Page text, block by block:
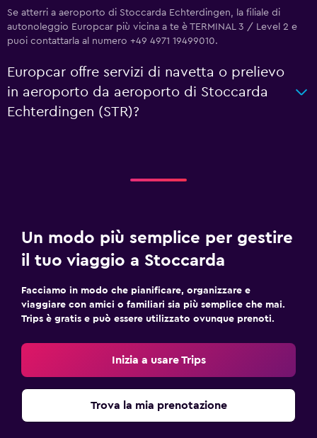
Se atterri a aeroporto di Stoccarda Echterdingen, la filiale di
autonoleggio Europcar più vicina a te è TERMINAL 3 / Level 2 e
puoi contattarla al numero +49 4971 19499010.
Europcar offre servizi di navetta o prelievo
in aeroporto da aeroporto di Stoccarda
Echterdingen (STR)?
Un modo più semplice per gestire
il tuo viaggio a Stoccarda
Facciamo in modo che pianificare, organizzare e
viaggiare con amici o familiari sia più semplice che mai.
Trips è gratis e può essere utilizzato ovunque prenoti.
Inizia a usare Trips
Trova la mia prenotazione